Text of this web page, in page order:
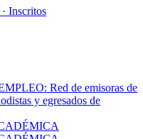
Inscritos
Red de emisoras de
y egresados de